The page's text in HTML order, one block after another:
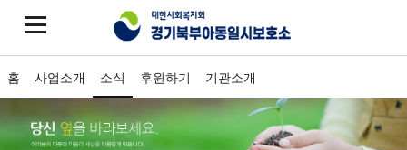
홈 사업소개 소식 후원하기 기관소개